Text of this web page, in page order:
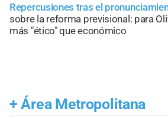
Repercusiones tras el
sobre la reforma previsional: para
más "ético" que económico
+ Área Metropolitana